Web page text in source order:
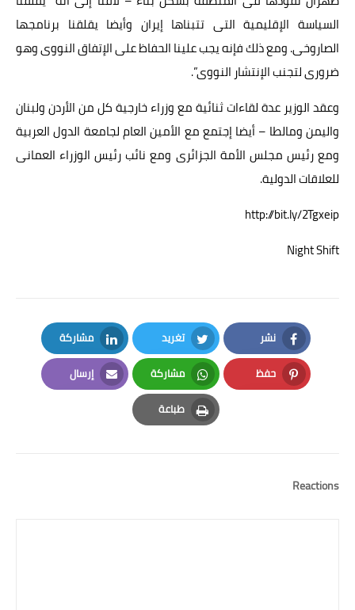
السياسة الإقليمية التى تتبناها إيران وأيضا يقلقنا برنامجها
الصاروخى. ومع ذلك فإنه يجب علينا الحفاظ على الإتفاق النووى وهو
ضرورى لتجنب الإنتشار النووى”.
وعقد الوزير عدة لقاءات ثنائية مع وزراء خارجية كل من الأردن ولبنان
واليمن ومالطا – أيضا إجتمع مع الأمين العام لجامعة الدول العربية
ومع رئيس مجلس الأمة الجزائرى ومع نائب رئيس الوزراء العمانى
للعلاقات الدولية.
http://bit.ly/2Tgxeip
Night Shift
نشر
Facebook
تغريد
Twitter
مشاركة
LinkedIn
حفظ
Pinterest
مشاركة
Whatsapp
إرسال
Email
طباعة
Print
Reactions